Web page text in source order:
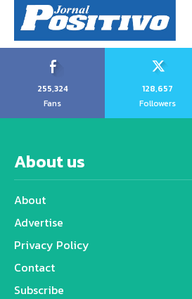
255,324
Fans
128,657
Followers
About us
About
Advertise
Privacy Policy
Contact
Subscribe